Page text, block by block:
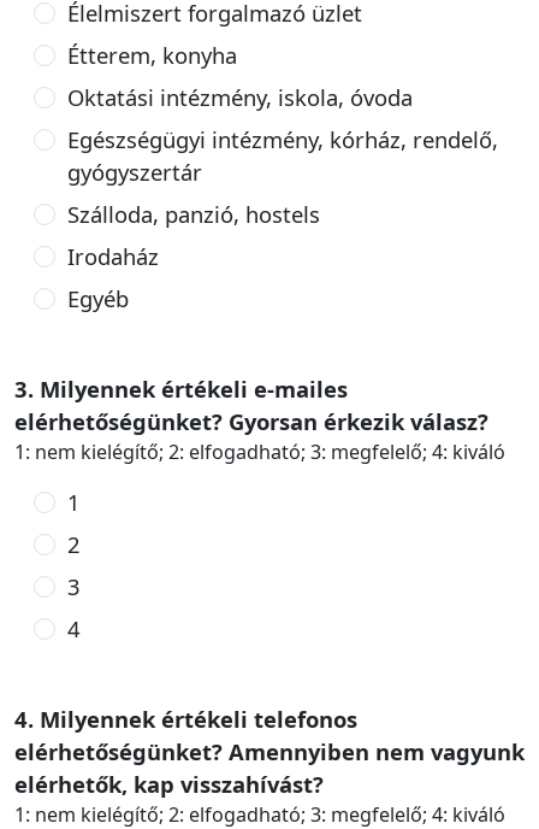
Élelmiszert forgalmazó üzlet
Étterem, konyha
Oktatási intézmény, iskola, óvoda
Egészségügyi intézmény, kórház, rendelő,
gyógyszertár
Szálloda, panzió, hostels
Irodaház
Egyéb
3. Milyennek értékeli e-mailes
elérhetőségünket? Gyorsan érkezik válasz?
1: nem kielégítő; 2: elfogadható; 3: megfelelő; 4: kiváló
1
2
3
4
4. Milyennek értékeli telefonos
elérhetőségünket? Amennyiben nem vagyunk
elérhetők, kap visszahívást?
1: nem kielégítő; 2: elfogadható; 3: megfelelő; 4: kiváló